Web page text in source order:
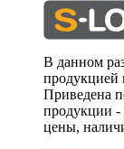
В данном
продукцией
Приведена
продукции -
цены,